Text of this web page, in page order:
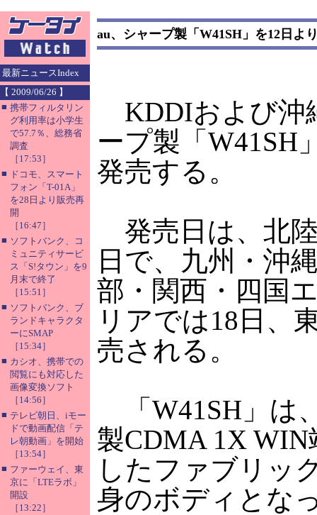
最新ニュースIndex
【 2009/06/26 】
■ 携帯フィルタリン
グ利用率は小学生
で57.7％、総務省
調査
［17:53］
■ ドコモ、スマート
フォン「T-01A」
を28日より販売再
開
［16:47］
■ ソフトバンク、コ
ミュニティサービ
ス「S!タウン」を9
月末で終了
［15:51］
■ ソフトバンク、ブ
ランドキャラクタ
ーにSMAP
［15:34］
■ カシオ、携帯での
閲覧にも対応した
画像変換ソフト
［14:56］
■ テレビ朝日、iモー
ドで動画配信「テ
レ朝動画」を開始
［13:54］
■ ファーウェイ、東
京に「LTEラボ」
開設
［13:22］
au、シャープ製「W41SH」を12日よ
KDDIおよび沖
ープ製「W41SH
発売する。
発売日は、北
日で、九州・沖
部・関西・四国
リアでは18日、
売される。
「W41SH」は
製CDMA 1X
したファブリッ
身のボディとな